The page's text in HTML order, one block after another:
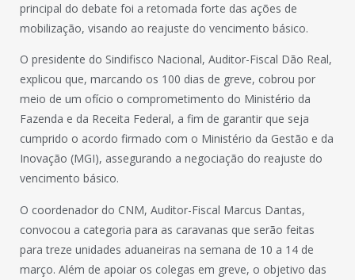
principal do debate foi a retomada forte das ações de
mobilização, visando ao reajuste do vencimento básico.
O presidente do Sindifisco Nacional, Auditor-Fiscal Dão Real,
explicou que, marcando os 100 dias de greve, cobrou por
meio de um ofício o comprometimento do Ministério da
Fazenda e da Receita Federal, a fim de garantir que seja
cumprido o acordo firmado com o Ministério da Gestão e da
Inovação (MGI), assegurando a negociação do reajuste do
vencimento básico.
O coordenador do CNM, Auditor-Fiscal Marcus Dantas,
convocou a categoria para as caravanas que serão feitas
para treze unidades aduaneiras na semana de 10 a 14 de
março. Além de apoiar os colegas em greve, o objetivo das